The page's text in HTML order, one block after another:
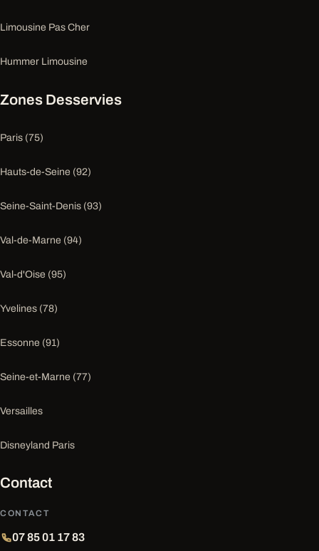
Limousine Pas Cher
Hummer Limousine
Zones Desservies
Paris (75)
Hauts-de-Seine (92)
Seine-Saint-Denis (93)
Val-de-Marne (94)
Val-d'Oise (95)
Yvelines (78)
Essonne (91)
Seine-et-Marne (77)
Versailles
Disneyland Paris
Contact
CONTACT
07 85 01 17 83